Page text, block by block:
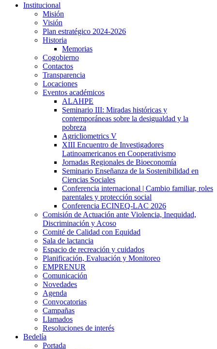
Institucional
Misión
Visión
Plan estratégico 2024-2026
Historia
Memorias
Cogobierno
Contactos
Transparencia
Locaciones
Eventos académicos
ALAHPE
Seminario III: Miradas históricas y
contemporáneas sobre la desigualdad y la
pobreza
Agricliometrics V
XIII Encuentro de Investigadores
Latinoamericanos en Cooperativismo
Jornadas Regionales de Bioeconomía
Seminario Enseñanza de la Sostenibilidad en
Ciencias Sociales
Conferencia internacional | Cambio familiar, roles
parentales y protección social
Conferencia ECINEQ-LAC 2026
Comisión de Actuación ante Violencia, Inequidad,
Discriminación y Acoso
Comité de Calidad con Equidad
Sala de lactancia
Espacio de recreación y cuidados
Planificación, Evaluación y Monitoreo
EMPRENUR
Comunicación
Novedades
Agenda
Convocatorias
Campañas
Llamados
Resoluciones de interés
Bedelía
Portada